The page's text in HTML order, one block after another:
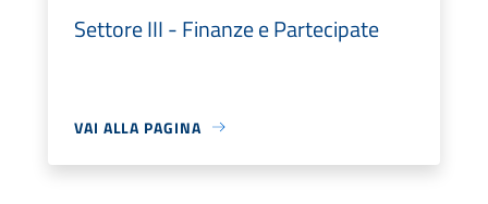
Settore III - Finanze e Partecipate
VAI ALLA PAGINA